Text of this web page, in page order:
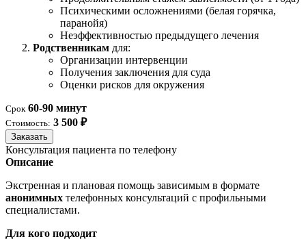
Психическими осложнениями (белая горячка,
паранойя)
Неэффективностью предыдущего лечения
Родственникам для:
Организации интервенции
Получения заключения для суда
Оценки рисков для окружения
Срок 60-90 минут
Стоимость: 3 500 ₽
Заказать
Консультация пациента по телефону
Описание
Экстренная и плановая помощь зависимым в формате
анонимных телефонных консультаций с профильными
специалистами.
Для кого подходит